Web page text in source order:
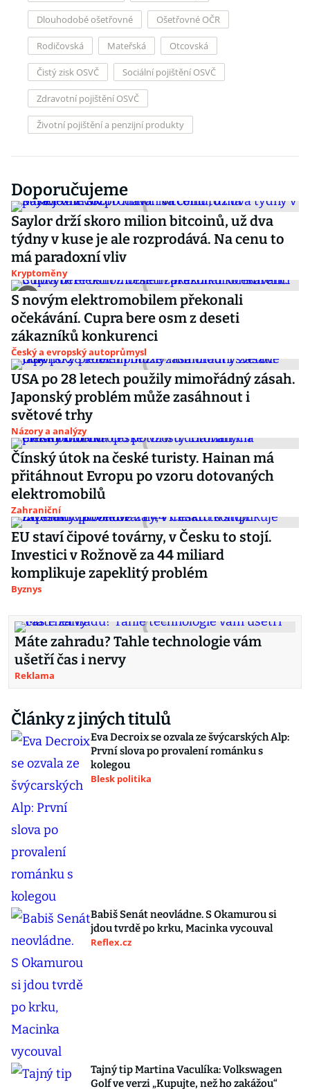
Dlouhodobé ošetřovné Ošetřovné OČR
Rodičovská Mateřská Otcovská
Čistý zisk OSVČ Sociální pojištění OSVČ
Zdravotní pojištění OSVČ
Životní pojištění a penzijní produkty
Doporučujeme
Saylor drží skoro milion bitcoinů, už dva
týdny v kuse je ale rozprodává. Na cenu to
má paradoxní vliv
Kryptoměny
S novým elektromobilem překonali
očekávání. Cupra bere osm z deseti
zákazníků konkurenci
Český a evropský autoprůmysl
USA po 28 letech použily mimořádný zásah.
Japonský problém může zasáhnout i
světové trhy
Názory a analýzy
Čínský útok na české turisty. Hainan má
přitáhnout Evropu po vzoru dotovaných
elektromobilů
Zahraniční
EU staví čipové továrny, v Česku to stojí.
Investici v Rožnově za 44 miliard
komplikuje zapeklitý problém
Byznys
Máte zahradu? Tahle technologie vám
ušetří čas i nervy
Reklama
Články z jiných titulů
Eva Decroix se ozvala ze švýcarských Alp:
První slova po provalení románku s
kolegou
Blesk politika
Babiš Senát neovládne. S Okamurou si
jdou tvrdě po krku, Macinka vycouval
Reflex.cz
Tajný tip Martina Vaculíka: Volkswagen
Golf ve verzi „Kupujte, než ho zakážou“